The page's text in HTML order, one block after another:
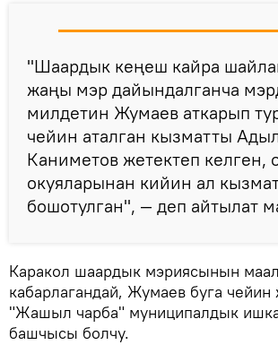
"Шаардык кеңеш кайра
жаңы мэр дайындалганча
милдетин Жумаев аткарып
чейин аталган кызматты
Каниметов жетектеп келген,
окуяларынан кийин ал
бошотулган", — деп айтылат
Каракол шаардык мэриясынын
кабарлагандай, Жумаев буга чейин
"Жашыл чарба" муниципалдык
башчысы болчу.